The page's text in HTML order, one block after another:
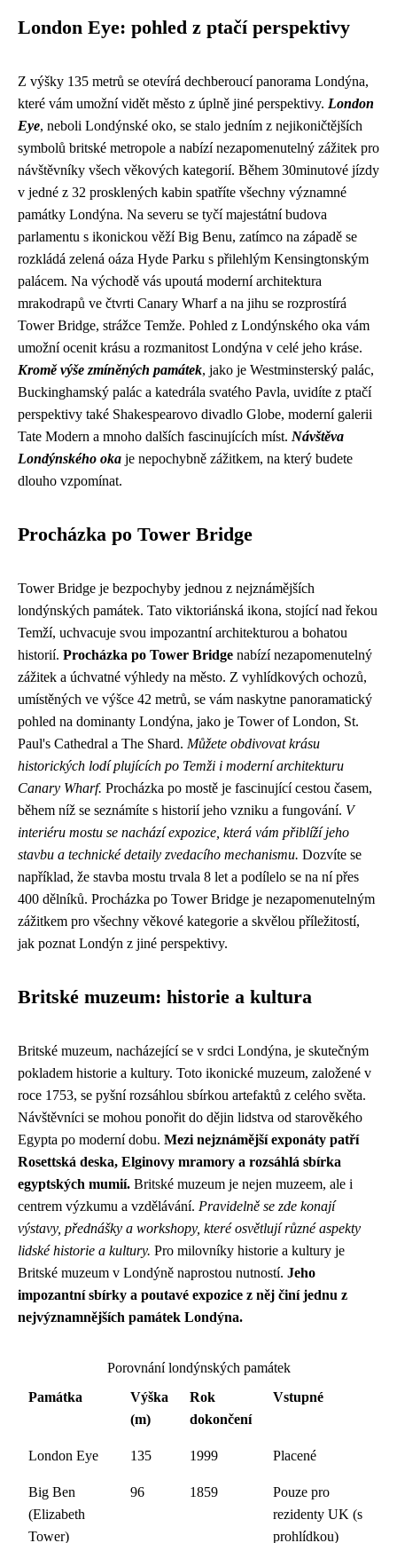
London Eye: pohled z ptačí perspektivy
Z výšky 135 metrů se otevírá dechberoucí panorama Londýna,
které vám umožní vidět město z úplně jiné perspektivy. London
Eye, neboli Londýnské oko, se stalo jedním z nejikoničtějších
symbolů britské metropole a nabízí nezapomenutelný zážitek pro
návštěvníky všech věkových kategorií. Během 30minutové jízdy
v jedné z 32 prosklených kabin spatříte všechny významné
památky Londýna. Na severu se tyčí majestátní budova
parlamentu s ikonickou věží Big Benu, zatímco na západě se
rozkládá zelená oáza Hyde Parku s přilehlým Kensingtonským
palácem. Na východě vás upoutá moderní architektura
mrakodrapů ve čtvrti Canary Wharf a na jihu se rozprostírá
Tower Bridge, strážce Temže. Pohled z Londýnského oka vám
umožní ocenit krásu a rozmanitost Londýna v celé jeho kráse.
Kromě výše zmíněných památek, jako je Westminsterský palác,
Buckinghamský palác a katedrála svatého Pavla, uvidíte z ptačí
perspektivy také Shakespearovo divadlo Globe, moderní galerii
Tate Modern a mnoho dalších fascinujících míst. Návštěva
Londýnského oka je nepochybně zážitkem, na který budete
dlouho vzpomínat.
Procházka po Tower Bridge
Tower Bridge je bezpochyby jednou z nejznámějších
londýnských památek. Tato viktoriánská ikona, stojící nad řekou
Temží, uchvacuje svou impozantní architekturou a bohatou
historií. Procházka po Tower Bridge nabízí nezapomenutelný
zážitek a úchvatné výhledy na město. Z vyhlídkových ochozů,
umístěných ve výšce 42 metrů, se vám naskytne panoramatický
pohled na dominanty Londýna, jako je Tower of London, St.
Paul's Cathedral a The Shard. Můžete obdivovat krásu
historických lodí plujících po Temži i moderní architekturu
Canary Wharf. Procházka po mostě je fascinující cestou časem,
během níž se seznámíte s historií jeho vzniku a fungování. V
interiéru mostu se nachází expozice, která vám přiblíží jeho
stavbu a technické detaily zvedacího mechanismu. Dozvíte se
například, že stavba mostu trvala 8 let a podílelo se na ní přes
400 dělníků. Procházka po Tower Bridge je nezapomenutelným
zážitkem pro všechny věkové kategorie a skvělou příležitostí,
jak poznat Londýn z jiné perspektivy.
Britské muzeum: historie a kultura
Britské muzeum, nacházející se v srdci Londýna, je skutečným
pokladem historie a kultury. Toto ikonické muzeum, založené v
roce 1753, se pyšní rozsáhlou sbírkou artefaktů z celého světa.
Návštěvníci se mohou ponořit do dějin lidstva od starověkého
Egypta po moderní dobu. Mezi nejznámější exponáty patří
Rosettská deska, Elginovy ​​mramory a rozsáhlá sbírka
egyptských mumií. Britské muzeum je nejen muzeem, ale i
centrem výzkumu a vzdělávání. Pravidelně se zde konají
výstavy, přednášky a workshopy, které osvětlují různé aspekty
lidské historie a kultury. Pro milovníky historie a kultury je
Britské muzeum v Londýně naprostou nutností. Jeho
impozantní sbírky a poutavé expozice z něj činí jednu z
nejvýznamnějších památek Londýna.
Porovnání londýnských památek
Památka
Výška
(m)
Rok
dokončení
Vstupné
London Eye 135 1999 Placené
Big Ben
(Elizabeth
Tower)
96 1859
Pouze pro
rezidenty UK (s
prohlídkou)